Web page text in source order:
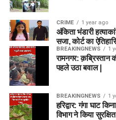
CRIME 1 year ago
अंकिता भंडारी
सजा, कोर्ट का
BREAKINGNEWS 1
रामनगर: क़ब्रिस्तान
पहले उठा बवाल |
BREAKINGNEWS 1
हरिद्वार: गंगा घाट
विभाग ने किया